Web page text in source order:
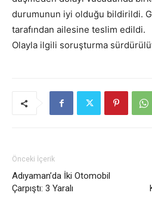
durumunun iyi olduğu bildirildi.
tarafından ailesine teslim edildi.
Olayla ilgili soruşturma
Önceki İçerik
Adıyaman’da İki Otomobil
Çarpıştı: 3 Yaralı